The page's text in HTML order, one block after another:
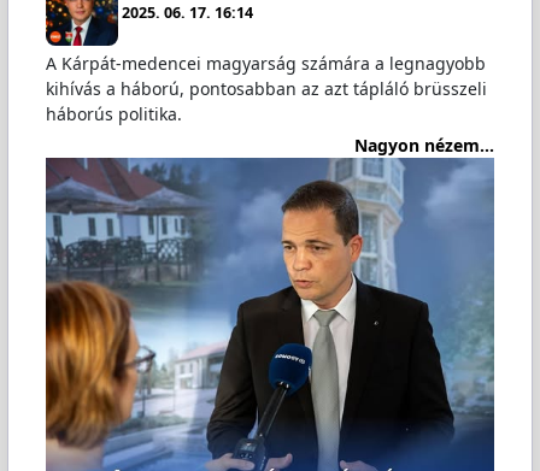
2025. 06. 17. 16:14
A Kárpát-medencei magyarság számára a legnagyobb
kihívás a háború, pontosabban az azt tápláló brüsszeli
háborús politika.
Nagyon nézem...